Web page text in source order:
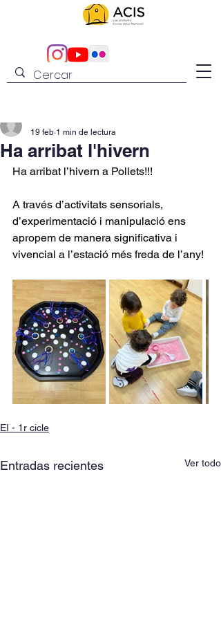
Ha arribat l'hivern
19 feb 1 min de lectura
Ha arribat l’hivern a Pollets!!!
A través d’activitats sensorials,
d’experimentació i manipulació ens
apropem de manera significativa i
vivencial a l’estació més freda de l’any!
EI - 1r cicle
Entradas recientes Ver todo